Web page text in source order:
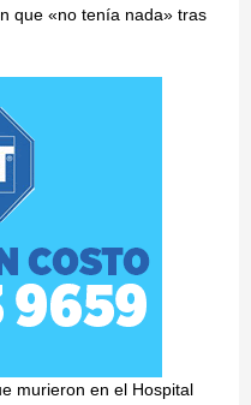
que «no tenía nada» tras
murieron en el Hospital